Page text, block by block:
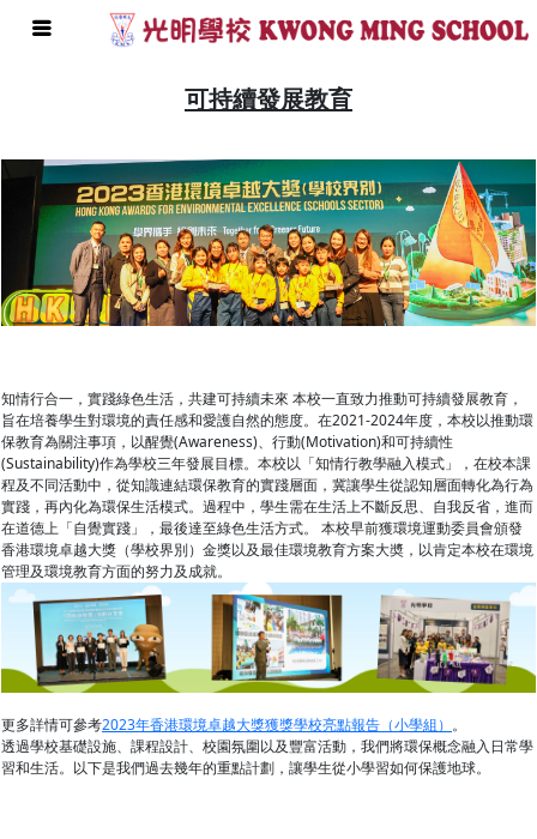
可持續發展教育
知情行合一，實踐綠色生活，共建可持續未來 本校一直致力推動可持續發展教育，
旨在培養學生對環境的責任感和愛護自然的態度。在2021-2024年度，本校以推動環
保教育為關注事項，以醒覺(Awareness)、行動(Motivation)和可持續性
(Sustainability)作為學校三年發展目標。本校以「知情行教學融入模式」，在校本課
程及不同活動中，從知識連結環保教育的實踐層面，冀讓學生從認知層面轉化為行為
實踐，再內化為環保生活模式。過程中，學生需在生活上不斷反思、自我反省，進而
在道德上「自覺實踐」，最後達至綠色生活方式。 本校早前獲環境運動委員會頒發
香港環境卓越大獎（學校界別）金獎以及最佳環境教育方案大奬，以肯定本校在環境
管理及環境教育方面的努力及成就。
更多詳情可參考2023年香港環境卓越大獎獲獎學校亮點報告（小學組） 。
透過學校基礎設施、課程設計、校園氛圍以及豐富活動，我們將環保概念融入日常學
習和生活。以下是我們過去幾年的重點計劃，讓學生從小學習如何保護地球。